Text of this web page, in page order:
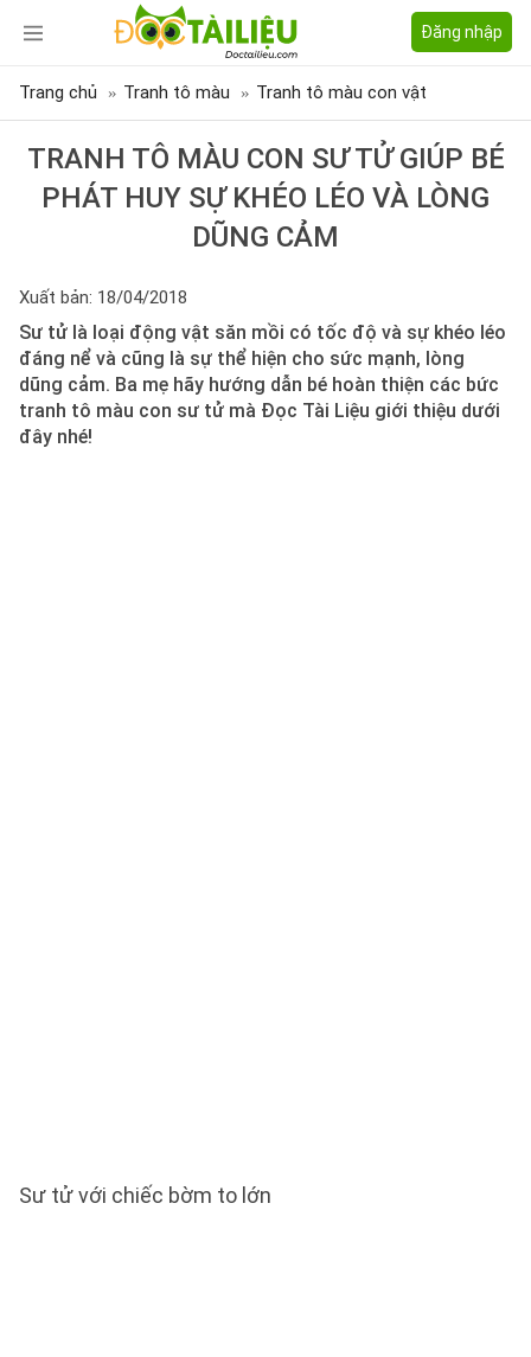
Đăng nhập
Trang chủ Tranh tô màu Tranh tô màu con vật
TRANH TÔ MÀU CON SƯ TỬ GIÚP BÉ
PHÁT HUY SỰ KHÉO LÉO VÀ LÒNG
DŨNG CẢM
Xuất bản: 18/04/2018
Sư tử là loại động vật săn mồi có tốc độ và sự khéo léo
đáng nể và cũng là sự thể hiện cho sức mạnh, lòng
dũng cảm. Ba mẹ hãy hướng dẫn bé hoàn thiện các bức
tranh tô màu con sư tử mà Đọc Tài Liệu giới thiệu dưới
đây nhé!
Sư tử với chiếc bờm to lớn